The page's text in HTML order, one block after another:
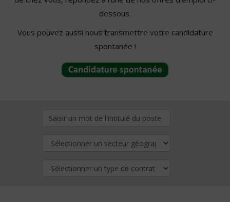
dessous.
Vous pouvez aussi nous transmettre votre candidature
spontanée !